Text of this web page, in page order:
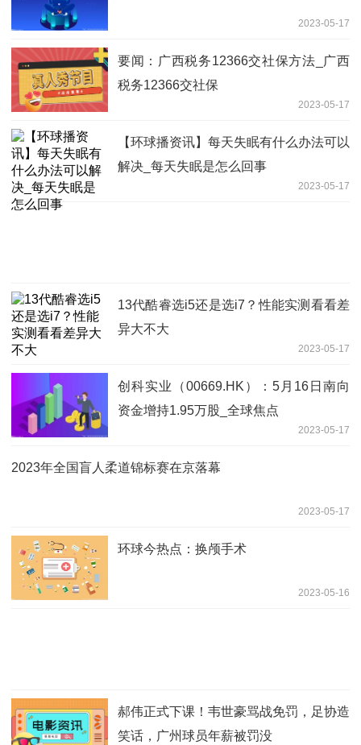
2023-05-17
要闻：广西税务12366交社保方法_广西
税务12366交社保
2023-05-17
【环球播资讯】每天失眠有什么办法可以
解决_每天失眠是怎么回事
2023-05-17
13代酷睿选i5还是选i7？性能实测看看差
异大不大
2023-05-17
创科实业（00669.HK）：5月16日南向
资金增持1.95万股_全球焦点
2023-05-17
2023年全国盲人柔道锦标赛在京落幕
2023-05-17
环球今热点：换颅手术
2023-05-16
郝伟正式下课！韦世豪骂战免罚，足协造
笑话，广州球员年薪被罚没